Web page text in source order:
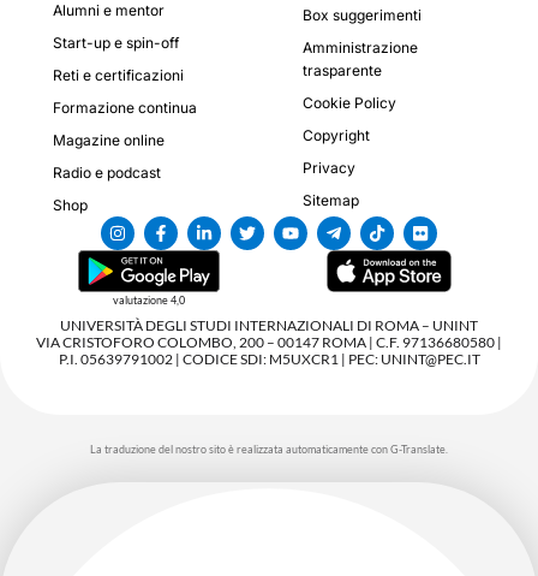
Alumni e mentor
Start-up e spin-off
Reti e certificazioni
Formazione continua
Magazine online
Radio e podcast
Shop
Box suggerimenti
Amministrazione
trasparente
Cookie Policy
Copyright
Privacy
Sitemap
valutazione 4,0
UNIVERSITÀ DEGLI STUDI INTERNAZIONALI DI ROMA – UNINT
VIA CRISTOFORO COLOMBO, 200 – 00147 ROMA | C.F. 97136680580 |
P.I. 05639791002 | CODICE SDI: M5UXCR1 | PEC: UNINT@PEC.IT
La traduzione del nostro sito è realizzata automaticamente con G-Translate.